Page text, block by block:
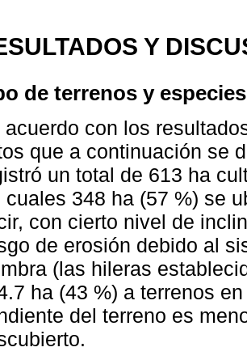
Y
de terrenos y especies
acuerdo con los
que a continuación se
un total de 613 ha
cuales 348 ha (57 %) se
con cierto nivel de
de erosión debido al
(las hileras
ha (43 %) a terrenos
del terreno es